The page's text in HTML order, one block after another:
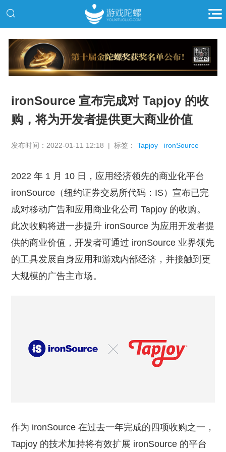
推广
ironSource 宣布完成对 Tapjoy 的收
购，将为开发者提供更大商业价值
发布时间：2022-01-11 12:18 | 标签：Tapjoy ironSource
2022 年 1 月 10 日，应用经济领先的商业化平台
ironSource（纽约证券交易所代码：IS）宣布已完
成对移动广告和应用商业化公司 Tapjoy 的收购。
此次收购将进一步提升 ironSource 为应用开发者提
供的商业价值，开发者可通过 ironSource 业界领先
的工具发展自身应用和游戏内部经济，并接触到更
大规模的广告主市场。
作为 ironSource 在过去一年完成的四项收购之一，
Tapjoy 的技术加持将有效扩展 ironSource 的平台